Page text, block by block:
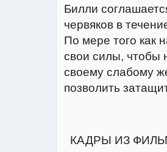
Билли
червяков в
По мере того как
свои силы, чтобы
своему слабому
позволить
КАДРЫ ИЗ